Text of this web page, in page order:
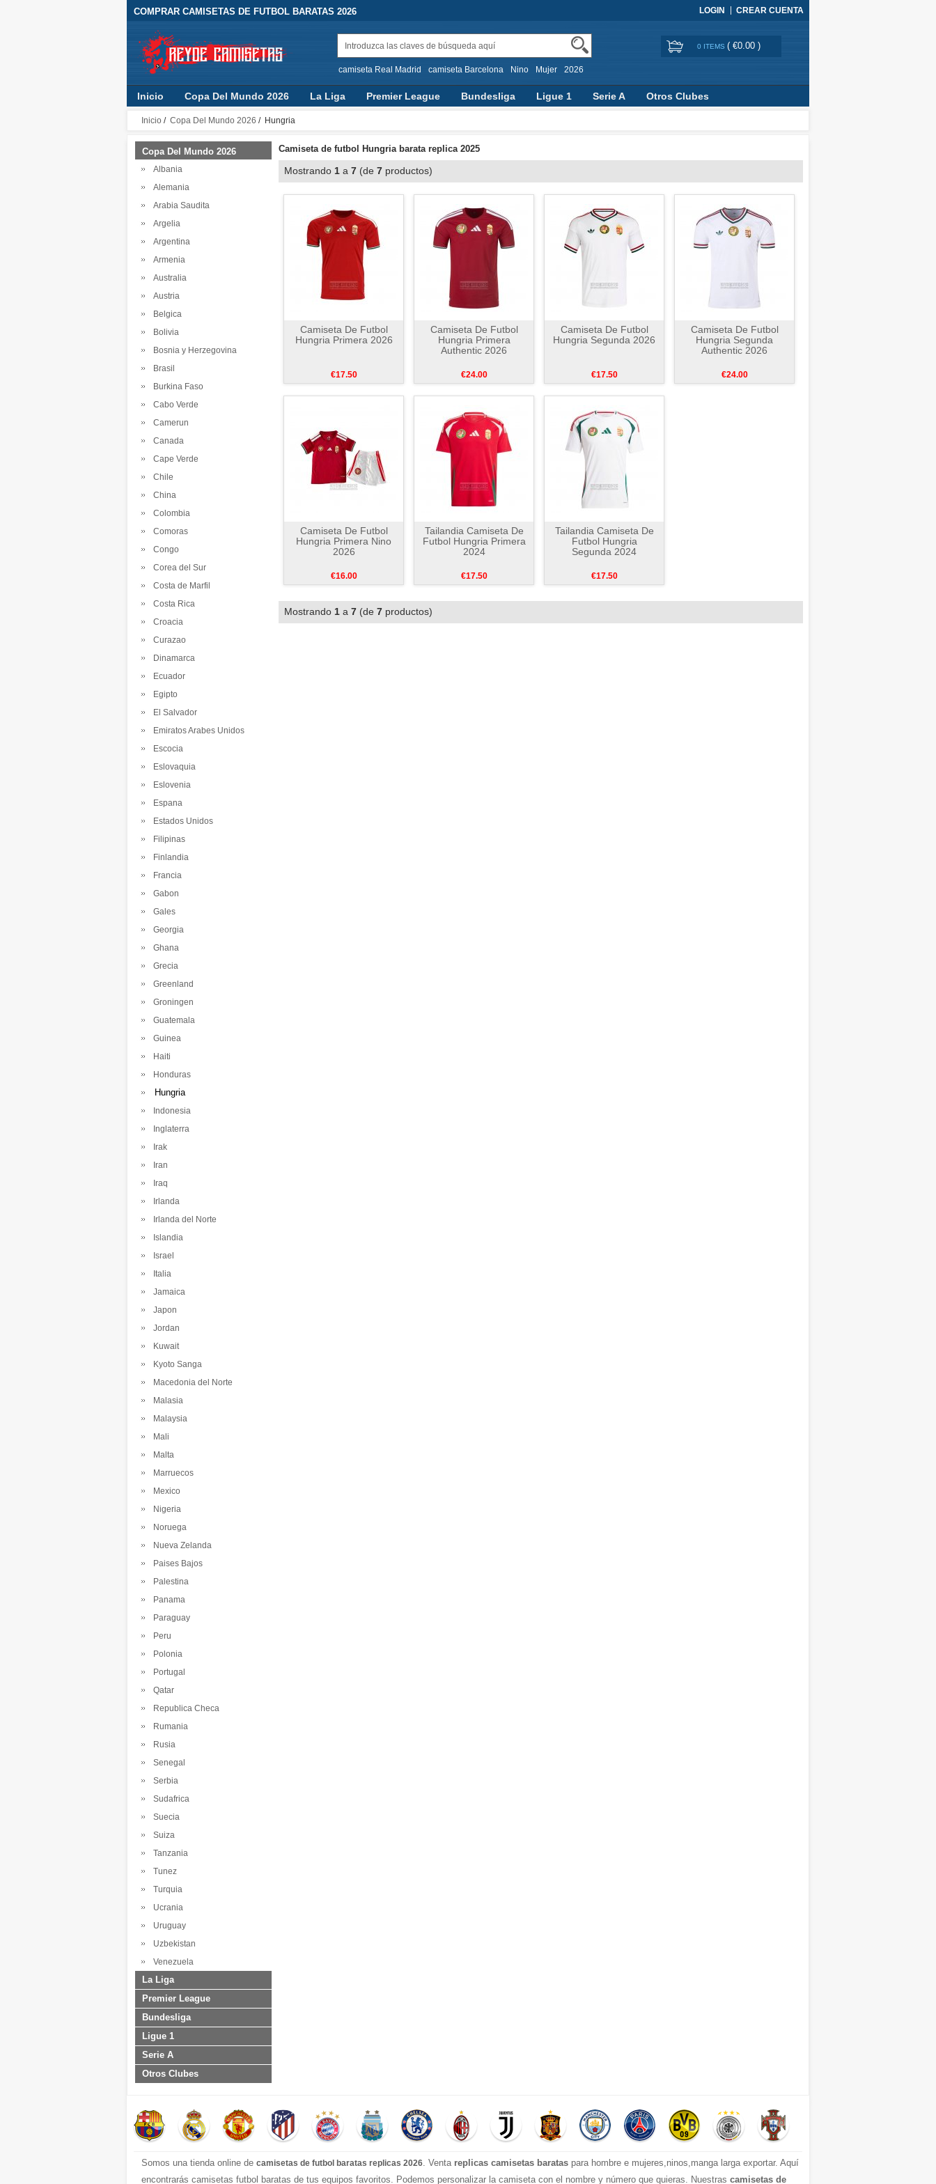
COMPRAR CAMISETAS DE FUTBOL BARATAS 2026 LOGIN CREAR CUENTA
camiseta Real Madrid camiseta Barcelona Nino Mujer 2026
0 ITEMS ( €0.00 )
Inicio Copa Del Mundo 2026 La Liga Premier League Bundesliga Ligue 1 Serie A Otros Clubes
Inicio / Copa Del Mundo 2026 / Hungria
Copa Del Mundo 2026
Albania
Alemania
Arabia Saudita
Argelia
Argentina
Armenia
Australia
Austria
Belgica
Bolivia
Bosnia y Herzegovina
Brasil
Burkina Faso
Cabo Verde
Camerun
Canada
Cape Verde
Chile
China
Colombia
Comoras
Congo
Corea del Sur
Costa de Marfil
Costa Rica
Croacia
Curazao
Dinamarca
Ecuador
Egipto
El Salvador
Emiratos Arabes Unidos
Escocia
Eslovaquia
Eslovenia
Espana
Estados Unidos
Filipinas
Finlandia
Francia
Gabon
Gales
Georgia
Ghana
Grecia
Greenland
Groningen
Guatemala
Guinea
Haiti
Honduras
Hungria
Indonesia
Inglaterra
Irak
Iran
Iraq
Irlanda
Irlanda del Norte
Islandia
Israel
Italia
Jamaica
Japon
Jordan
Kuwait
Kyoto Sanga
Macedonia del Norte
Malasia
Malaysia
Mali
Malta
Marruecos
Mexico
Nigeria
Noruega
Nueva Zelanda
Paises Bajos
Palestina
Panama
Paraguay
Peru
Polonia
Portugal
Qatar
Republica Checa
Rumania
Rusia
Senegal
Serbia
Sudafrica
Suecia
Suiza
Tanzania
Tunez
Turquia
Ucrania
Uruguay
Uzbekistan
Venezuela
La Liga
Premier League
Bundesliga
Ligue 1
Serie A
Otros Clubes
Camiseta de futbol Hungria barata replica 2025
Mostrando 1 a 7 (de 7 productos)
Camiseta De Futbol
Hungria Primera 2026
€17.50
Camiseta De Futbol
Hungria Primera
Authentic 2026
€24.00
Camiseta De Futbol
Hungria Segunda 2026
€17.50
Camiseta De Futbol
Hungria Segunda
Authentic 2026
€24.00
Camiseta De Futbol
Hungria Primera Nino
2026
€16.00
Tailandia Camiseta De
Futbol Hungria Primera
2024
€17.50
Tailandia Camiseta De
Futbol Hungria
Segunda 2024
€17.50
Mostrando 1 a 7 (de 7 productos)
Somos una tienda online de camisetas de futbol baratas replicas 2026. Venta replicas camisetas baratas para hombre e mujeres,ninos,manga larga exportar. Aquí
encontrarás camisetas futbol baratas de tus equipos favoritos. Podemos personalizar la camiseta con el nombre y número que quieras. Nuestras camisetas de